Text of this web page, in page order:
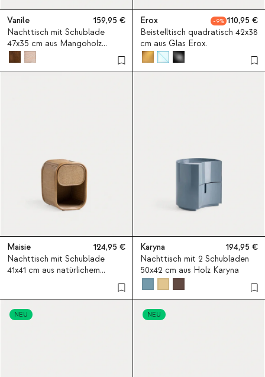
Vanile
159,95
Nachttisch mit Schublade
47x35 cm aus Mangoholz
Vanile
Erox 9
110,95
Beistelltisch quadratisch 42x38
cm aus Glas Erox.
Maisie
124,95
Nachttisch mit Schublade
41x41 cm aus natürlichem
Karyna
194,95
Nachttisch mit 2 Schubladen
50x42 cm aus Holz Karyna
NEU NEU